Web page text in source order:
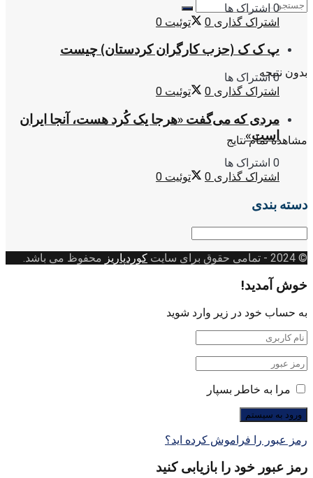
بدون نتیجه
مشاهده تمام نتایج
0 اشتراک ها
اشتراک گذاری 0 توئیت 0
پ ک ک (حزب کارگران کردستان) چیست
0 اشتراک ها
اشتراک گذاری 0 توئیت 0
مردی که می‌گفت «هرجا یک کُرد هست، آنجا ایران
است»
0 اشتراک ها
اشتراک گذاری 0 توئیت 0
دسته بندی
دسته
© 2024
- تمامی حقوق برای سایت کوردپاریز محفوظ می باشد.
خوش آمدید!
به حساب خود در زیر وارد شوید
مرا به خاطر بسپار
رمز عبور را فراموش کرده اید؟
رمز عبور خود را بازیابی کنید